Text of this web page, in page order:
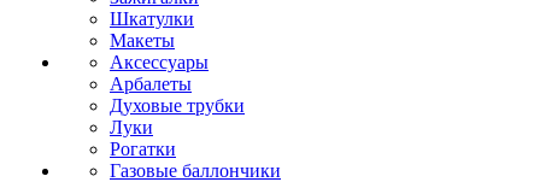
Шкатулки
Макеты
Аксессуары
Арбалеты
Духовые трубки
Луки
Рогатки
Газовые баллончики